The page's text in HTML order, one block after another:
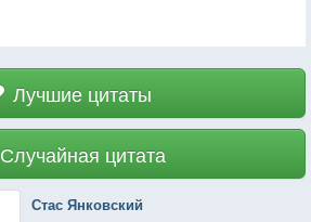
Лучшие цитаты
Случайная цитата
Стас Янковский